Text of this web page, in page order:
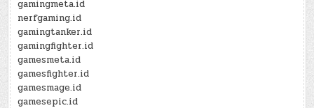
gamingmeta.id
nerfgaming.id
gamingtanker.id
gamingfighter.id
gamesmeta.id
gamesfighter.id
gamesmage.id
gamesepic.id